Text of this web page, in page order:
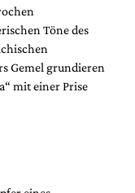
Töne des
Gemel grundieren
mit einer Prise